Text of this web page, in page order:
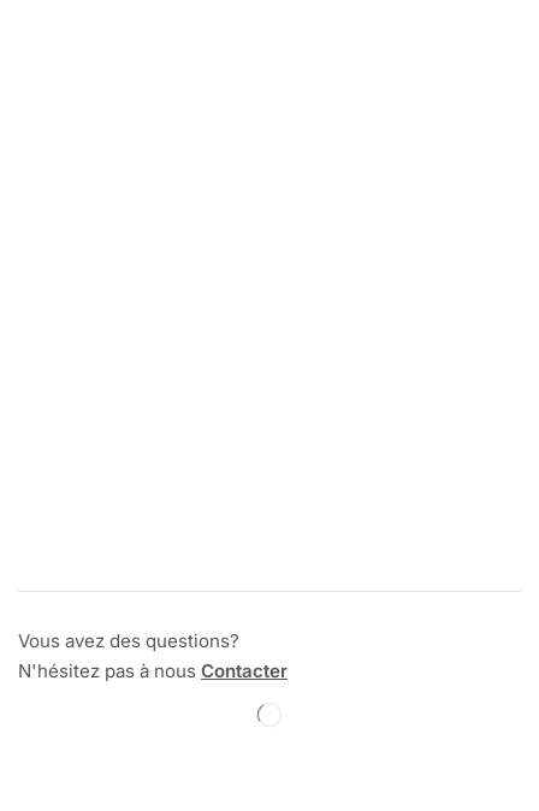
Vous avez des questions?
N'hésitez pas à nous Contacter